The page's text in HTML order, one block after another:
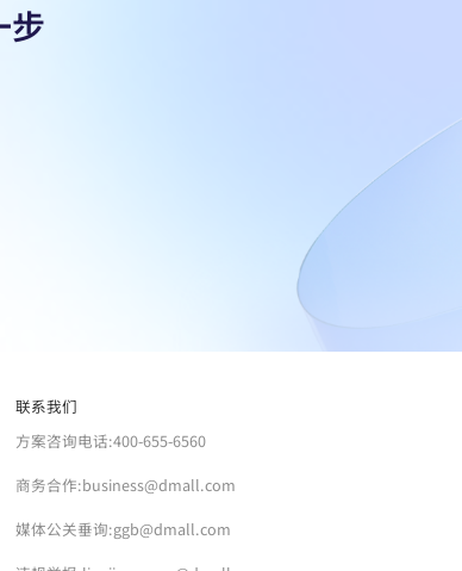
步
联系我们
方案咨询电话:400-655-6560
商务合作:business@dmall.com
媒体公关垂询:ggb@dmall.com